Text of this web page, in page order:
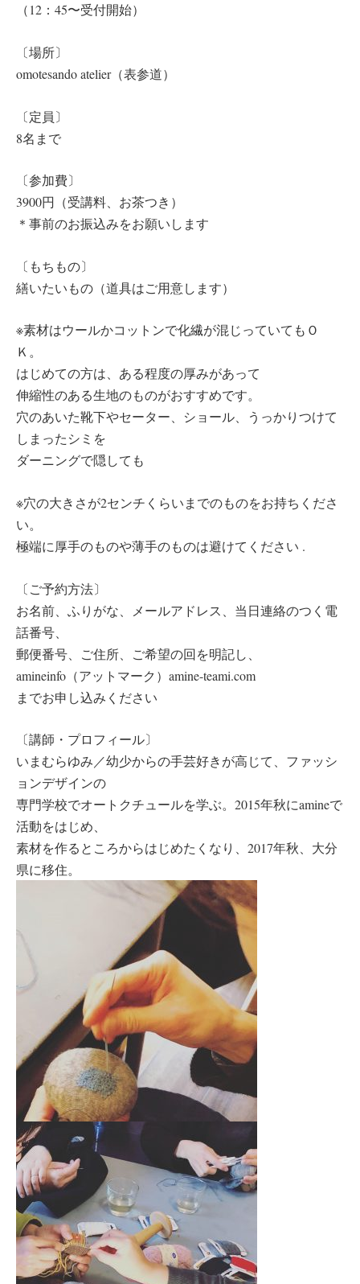
（12：45〜受付開始）
〔場所〕
omotesando atelier（表参道）
〔定員〕
8名まで
〔参加費〕
3900円（受講料、お茶つき）
＊事前のお振込みをお願いします
〔もちもの〕
繕いたいもの（道具はご用意します）
※素材はウールかコットンで化繊が混じっていてもＯ
Ｋ。
はじめての方は、ある程度の厚みがあって
伸縮性のある生地のものがおすすめです。
穴のあいた靴下やセーター、ショール、うっかりつけて
しまったシミを
ダーニングで隠しても
※穴の大きさが2センチくらいまでのものをお持ちくださ
い。
極端に厚手のものや薄手のものは避けてください .
〔ご予約方法〕
お名前、ふりがな、メールアドレス、当日連絡のつく電
話番号、
郵便番号、ご住所、ご希望の回を明記し、
amineinfo（アットマーク）amine-teami.com
までお申し込みください
〔講師・プロフィール〕
いまむらゆみ／幼少からの手芸好きが高じて、ファッシ
ョンデザインの
専門学校でオートクチュールを学ぶ。2015年秋にamineで
活動をはじめ、
素材を作るところからはじめたくなり、2017年秋、大分
県に移住。